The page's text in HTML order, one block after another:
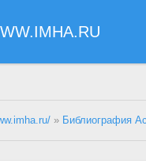
» Библиография